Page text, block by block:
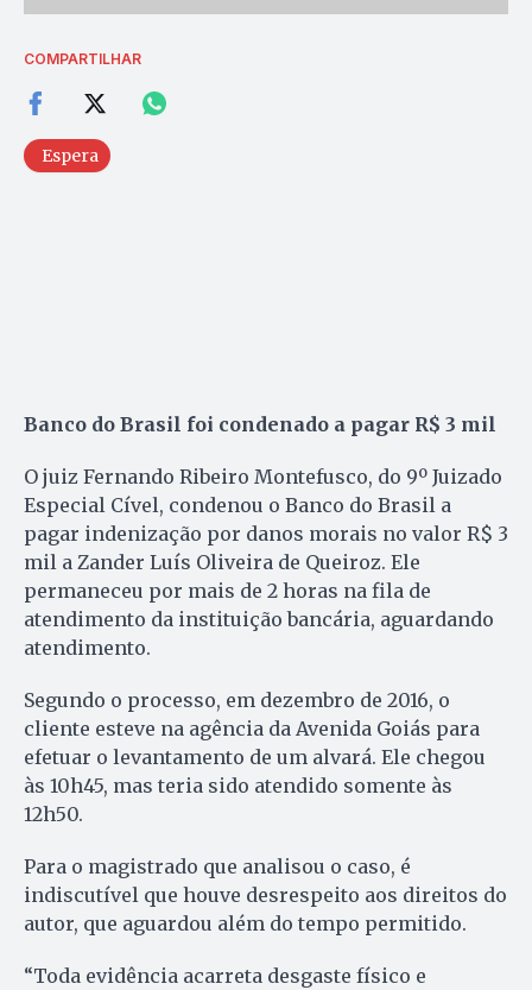
COMPARTILHAR
Espera
Banco do Brasil foi condenado a pagar R$ 3 mil
O juiz Fernando Ribeiro Montefusco, do 9º Juizado
Especial Cível, condenou o Banco do Brasil a
pagar indenização por danos morais no valor R$ 3
mil a Zander Luís Oliveira de Queiroz. Ele
permaneceu por mais de 2 horas na fila de
atendimento da instituição bancária, aguardando
atendimento.
Segundo o processo, em dezembro de 2016, o
cliente esteve na agência da Avenida Goiás para
efetuar o levantamento de um alvará. Ele chegou
às 10h45, mas teria sido atendido somente às
12h50.
Para o magistrado que analisou o caso, é
indiscutível que houve desrespeito aos direitos do
autor, que aguardou além do tempo permitido.
“Toda evidência acarreta desgaste físico e